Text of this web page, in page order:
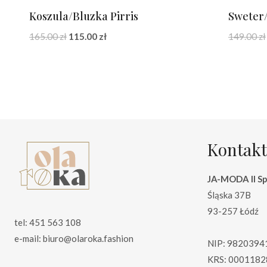
Koszula/Bluzka Pirris
165.00zł Pierwotna
115.00 złAktualna
149.00zł
tel: 451 563 108
e-mail: biuro@olaroka.fashion
Kontakt
JA-MODA II
Śląska 37B
93-257 Łódź
NIP:
KRS: